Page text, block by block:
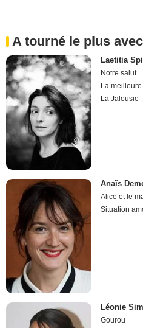
A tourné le plus
Laetitia
Notre salut
La
La Jalousie
Anaïs
Alice et le
Situation
Léonie
Gourou